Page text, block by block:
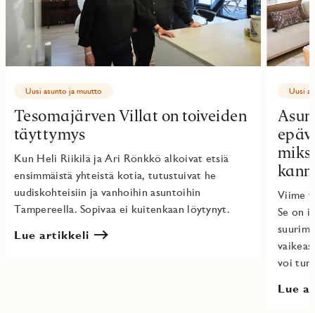
Uusi asunto ja muutto
Tesomajärven Villat on toiveiden
täyttymys
Kun Heli Riikilä ja Ari Rönkkö alkoivat etsiä
ensimmäistä yhteistä kotia, tutustuivat he
uudiskohteisiin ja vanhoihin asuntoihin
Tampereella. Sopivaa ei kuitenkaan löytynyt.
Lue artikkeli
Uusi
Viime
Se on
voi
Lue